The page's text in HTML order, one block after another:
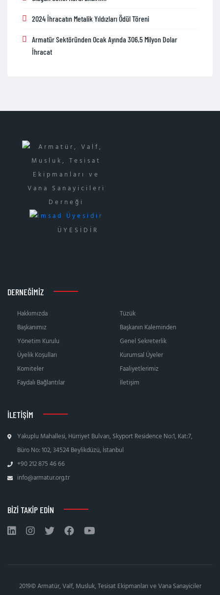
2024 İhracatın Metalik Yıldızları Ödül Töreni
Armatür Sektöründen Ocak Ayında 306,5 Milyon Dolar
İhracat
ÜYESİDİR
DERNEĞIMIZ
Hakkımızda
Tüzük
Başkanımız
Başkanın Kaleminden
Yönetim Kurulu
Genel Sekreterlik
Üyelik Koşulları
Kurumsal Üyeler
Komiteler
Faaliyetlerimiz
Faydalı Bağlantılar
İletişim
İLETIŞIM
Yakuplu Mahallesi, Hürriyet Bulvarı, Skyport Residence No:1, Kat:7,
Büro No: 102, 34524 Beylikdüzü, İstanbul
+90 212 875 46 66
info@armatur.org.tr
BIZI TAKIP EDIN
2019© Armatür, Valf, Musluk, Tesisat Ekipmanları ve Vana Sanayiciler